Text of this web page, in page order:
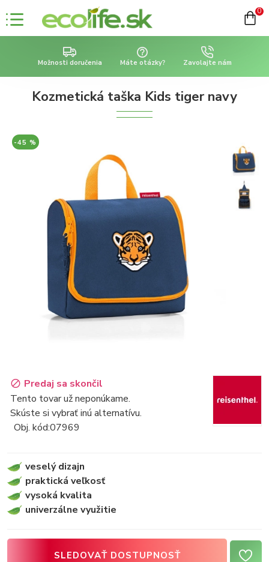
0
Možnosti doručenia Máte otázky? Zavolajte nám
Kozmetická taška Kids tiger navy
-45 %
Predaj sa skončil
Tento tovar už neponúkame.
Skúste si vybrať inú alternatívu.
Obj. kód:07969
veselý dizajn
praktická veľkosť
vysoká kvalita
univerzálne využitie
SLEDOVAŤ DOSTUPNOSŤ